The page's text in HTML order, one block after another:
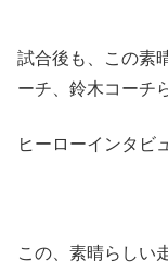
試合後も、この素
ーチ、鈴木コーチ
ヒーローインタビ
この、素晴らしい